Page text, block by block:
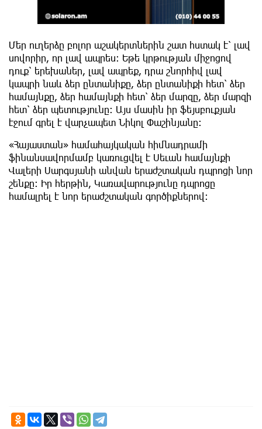
Մեր ուղերձը բոլոր աշակերտներին շատ հստակ է՝ լավ
սովորիր, որ լավ ապրես։ Եթե կրթության միջոցով
դուք՝ երեխաներ, լավ ապրեք, դրա շնորհիվ լավ
կապրի նաև ձեր ընտանիքը, ձեր ընտանիքի հետ՝ ձեր
համայնքը, ձեր համայնքի հետ՝ ձեր մարզը, ձեր մարզի
հետ՝ ձեր պետությունը: Այս մասին իր ֆեյսբուքյան
էջում գրել է վարչապետ Նիկոլ Փաշինյանը:
«Հայաստան» համահայկական հիմնադրամի
ֆինանսավորմամբ կառուցվել է Սեւան համայնքի
Վալերի Սարգսյանի անվան երաժշտական դպրոցի նոր
շենքը: Իր հերթին, Կառավարությունը դպրոցը
համալրել է նոր երաժշտական գործիքներով: